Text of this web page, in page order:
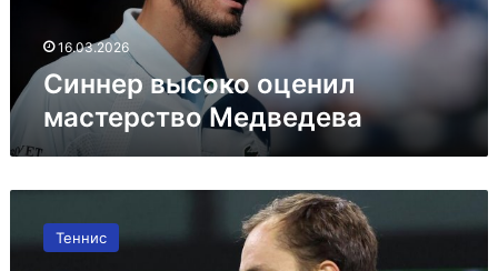
16.03.2026
Синнер высоко оценил
мастерство Медведева
прокомментировал
Теннис